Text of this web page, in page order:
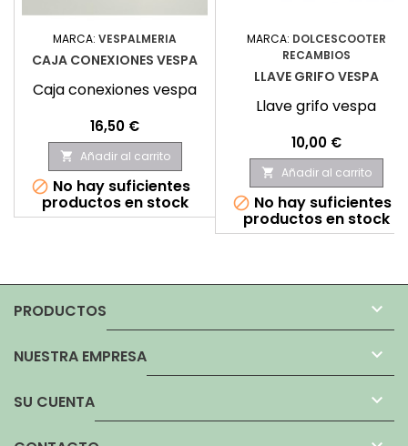
MARCA: VESPALMERIA
CAJA CONEXIONES VESPA
Caja conexiones vespa
Precio
16,50 €
 Añadir al carrito
 No hay suficientes
productos en stock
MARCA: DOLCESCOOTER
RECAMBIOS
LLAVE GRIFO VESPA
Llave grifo vespa
Precio
10,00 €
 Añadir al carrito
 No hay suficientes
productos en stock
PRODUCTOS 
NUESTRA EMPRESA 
SU CUENTA 